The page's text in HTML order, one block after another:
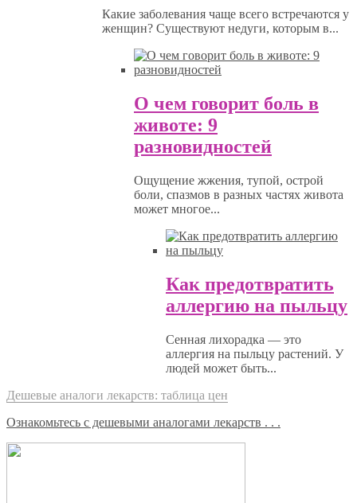
Какие заболевания чаще всего встречаются у
женщин? Существуют недуги, которым в...
О чем говорит боль в
животе: 9
разновидностей
Ощущение жжения, тупой, острой
боли, спазмов в разных частях живота
может многое...
Как предотвратить
аллергию на пыльцу
Сенная лихорадка — это
аллергия на пыльцу растений. У
людей может быть...
Дешевые аналоги лекарств: таблица цен
Ознакомьтесь с дешевыми аналогами лекарств . . .